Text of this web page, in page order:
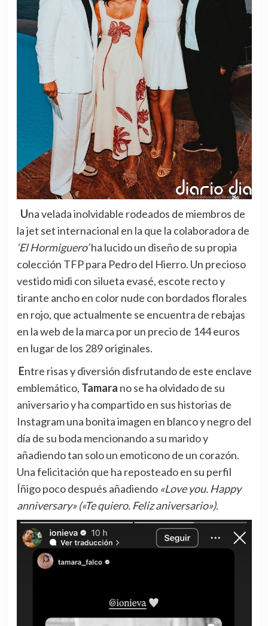
Una velada inolvidable rodeados de miembros de
la jet set internacional en la que la colaboradora de
‘El Hormiguero’ha lucido un diseño de su propia
colección TFP para Pedro del Hierro. Un precioso
vestido midi con silueta evasé, escote recto y
tirante ancho en color nude con bordados florales
en rojo, que actualmente se encuentra de rebajas
en la web de la marca por un precio de 144 euros
en lugar de los 289 originales.
Entre risas y diversión disfrutando de este enclave
emblemático, Tamara no se ha olvidado de su
aniversario y ha compartido en sus historias de
Instagram una bonita imagen en blanco y negro del
día de su boda mencionando a su marido y
añadiendo tan solo un emoticono de un corazón.
Una felicitación que ha reposteado en su perfil
Íñigo poco después añadiendo «Love you. Happy
anniversary» («Te quiero. Feliz aniversario»).